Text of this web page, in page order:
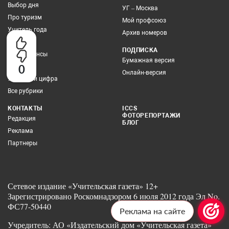
0
Выбор дня
Про туризм
Учитель года
Грамотей
Про финансы
Здоровье
Учитель и цифра
Все рубрики
УГ – Москва
Мой профсоюз
Архив номеров
ПОДПИСКА
Бумажная версия
Онлайн-версия
КОНТАКТЫ
Редакция
Реклама
Партнеры
ICCS
ФОТОРЕПОРТАЖИ
БЛОГ
Сетевое издание «Учительская газета» 12+
Зарегистрировано Роскомнадзором 6 июля 2012 года Эл No.
ФС77-50440
Учредитель: АО «Издательский дом «Учительская газета»
Реклама на сайте